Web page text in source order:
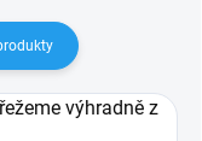
výhradně z